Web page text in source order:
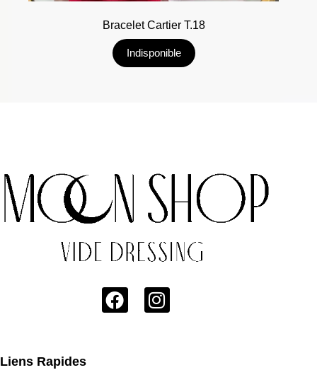
Bracelet Cartier T.18
Indisponible
Liens Rapides